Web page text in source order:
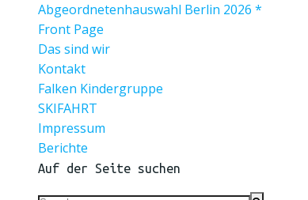
Abgeordnetenhauswahl Berlin 2026 *
Front Page
Das sind wir
Kontakt
Falken Kindergruppe
SKIFAHRT
Impressum
Berichte
Auf der Seite suchen